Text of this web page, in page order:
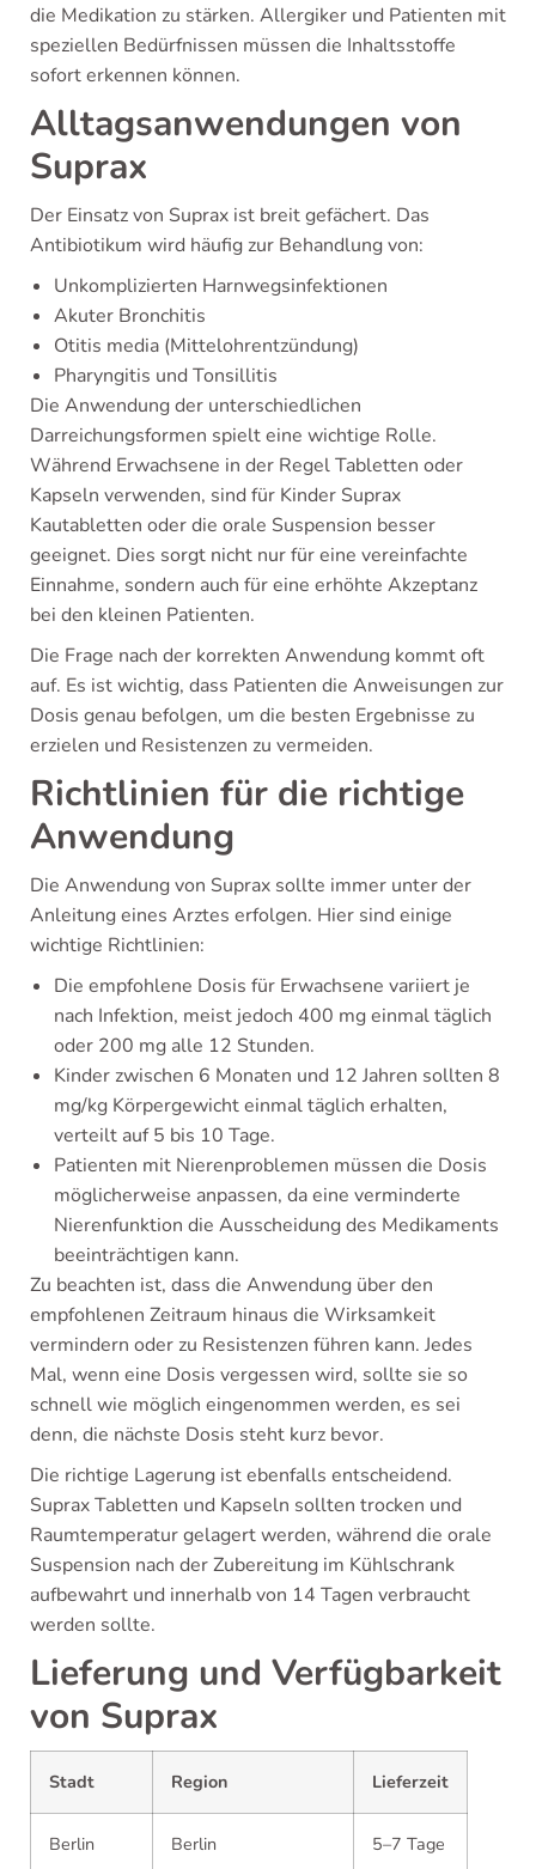
die Medikation zu stärken. Allergiker und Patienten mit
speziellen Bedürfnissen müssen die Inhaltsstoffe
sofort erkennen können.
Alltagsanwendungen von
Suprax
Der Einsatz von Suprax ist breit gefächert. Das
Antibiotikum wird häufig zur Behandlung von:
Unkomplizierten Harnwegsinfektionen
Akuter Bronchitis
Otitis media (Mittelohrentzündung)
Pharyngitis und Tonsillitis
Die Anwendung der unterschiedlichen
Darreichungsformen spielt eine wichtige Rolle.
Während Erwachsene in der Regel Tabletten oder
Kapseln verwenden, sind für Kinder Suprax
Kautabletten oder die orale Suspension besser
geeignet. Dies sorgt nicht nur für eine vereinfachte
Einnahme, sondern auch für eine erhöhte Akzeptanz
bei den kleinen Patienten.
Die Frage nach der korrekten Anwendung kommt oft
auf. Es ist wichtig, dass Patienten die Anweisungen zur
Dosis genau befolgen, um die besten Ergebnisse zu
erzielen und Resistenzen zu vermeiden.
Richtlinien für die richtige
Anwendung
Die Anwendung von Suprax sollte immer unter der
Anleitung eines Arztes erfolgen. Hier sind einige
wichtige Richtlinien:
Die empfohlene Dosis für Erwachsene variiert je
nach Infektion, meist jedoch 400 mg einmal täglich
oder 200 mg alle 12 Stunden.
Kinder zwischen 6 Monaten und 12 Jahren sollten 8
mg/kg Körpergewicht einmal täglich erhalten,
verteilt auf 5 bis 10 Tage.
Patienten mit Nierenproblemen müssen die Dosis
möglicherweise anpassen, da eine verminderte
Nierenfunktion die Ausscheidung des Medikaments
beeinträchtigen kann.
Zu beachten ist, dass die Anwendung über den
empfohlenen Zeitraum hinaus die Wirksamkeit
vermindern oder zu Resistenzen führen kann. Jedes
Mal, wenn eine Dosis vergessen wird, sollte sie so
schnell wie möglich eingenommen werden, es sei
denn, die nächste Dosis steht kurz bevor.
Die richtige Lagerung ist ebenfalls entscheidend.
Suprax Tabletten und Kapseln sollten trocken und
Raumtemperatur gelagert werden, während die orale
Suspension nach der Zubereitung im Kühlschrank
aufbewahrt und innerhalb von 14 Tagen verbraucht
werden sollte.
Lieferung und Verfügbarkeit
von Suprax
Stadt Region Lieferzeit
Berlin Berlin 5–7 Tage